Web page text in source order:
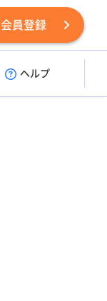
会員登録
ヘルプ